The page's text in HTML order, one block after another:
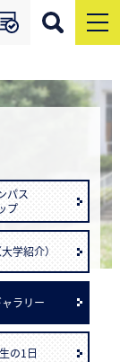
パス
プ
学紹介）
ラリー
の1日